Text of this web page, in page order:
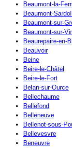
Beaumont-la-
Beaumont-
Beaumont-sur-
Beaumont-sur-
Beaurepaire-en-
Beauvoir
Beine
Beire-le-Châtel
Beire-le-Fort
Belan-sur-Ource
Bellechaume
Bellefond
Belleneuve
Bellenot-sous-
Bellevesvre
Beneuvre